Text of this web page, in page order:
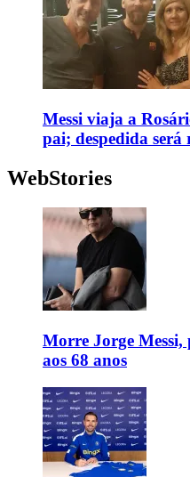
Messi viaja a
pai; despedida será
WebStories
Morre Jorge Messi,
aos 68 anos